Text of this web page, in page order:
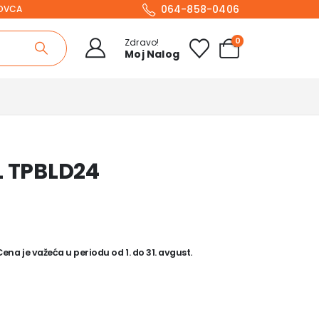
064-858-0406
Zdravo!
Moj Nalog
0
je važeća u periodu od 1. do 31. avgust.